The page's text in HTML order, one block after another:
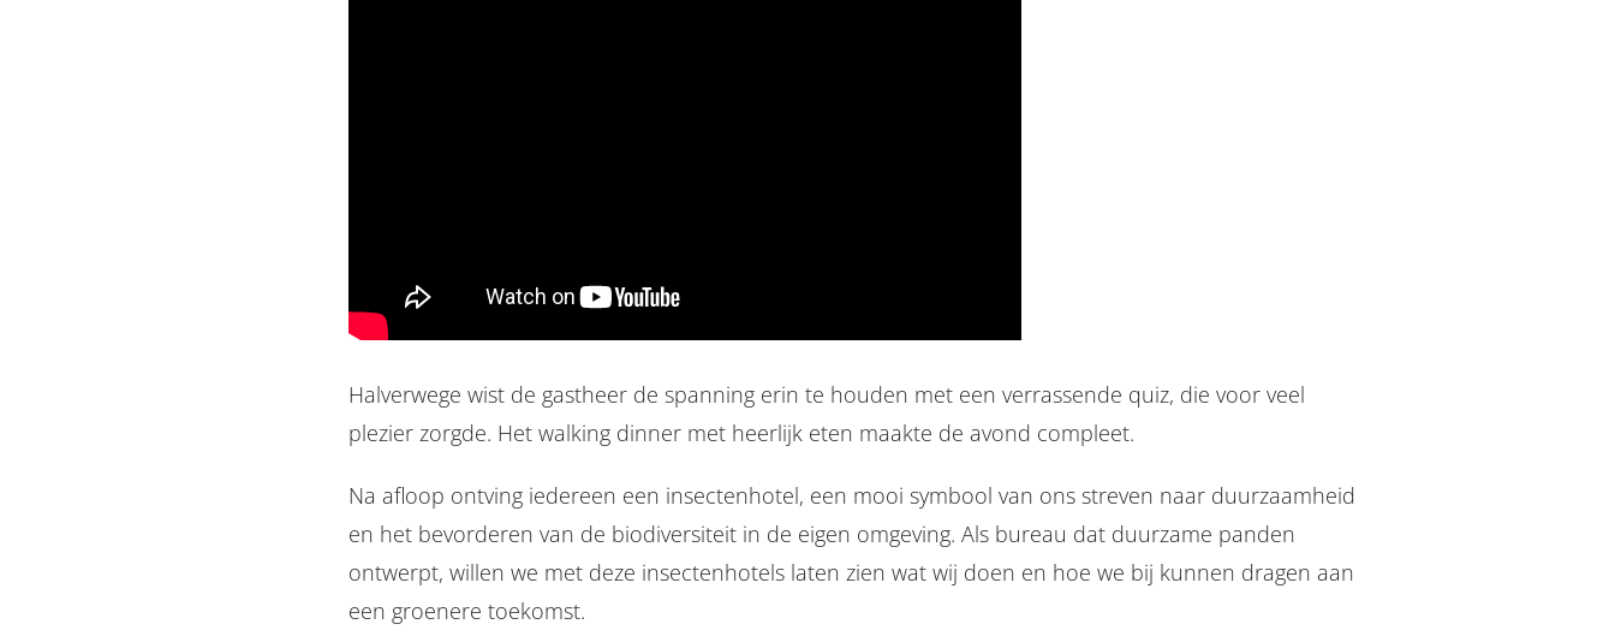
Halverwege wist de gastheer de spanning erin te houden met een verrassende quiz, die voor veel
plezier zorgde. Het walking dinner met heerlijk eten maakte de avond compleet.
Na afloop ontving iedereen een insectenhotel, een mooi symbool van ons streven naar duurzaamheid
en het bevorderen van de biodiversiteit in de eigen omgeving. Als bureau dat duurzame panden
ontwerpt, willen we met deze insectenhotels laten zien wat wij doen en hoe we bij kunnen dragen aan
een groenere toekomst.